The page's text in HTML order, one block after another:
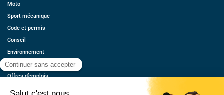
Moto
Sport mécanique
Code et permis
Conseil
Environnement
Économie
Offres d’emplois